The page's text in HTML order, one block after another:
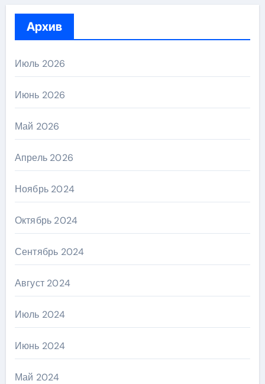
Архив
Июль 2026
Июнь 2026
Май 2026
Апрель 2026
Ноябрь 2024
Октябрь 2024
Сентябрь 2024
Август 2024
Июль 2024
Июнь 2024
Май 2024